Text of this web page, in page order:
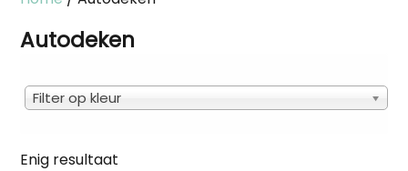
Autodeken
Filter op kleur
Enig resultaat